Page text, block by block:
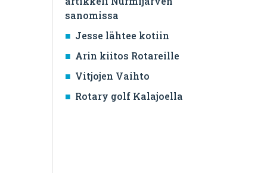
sanomissa
Jesse lähtee kotiin
Arin kiitos Rotareille
Vitjojen Vaihto
Rotary golf Kalajoella